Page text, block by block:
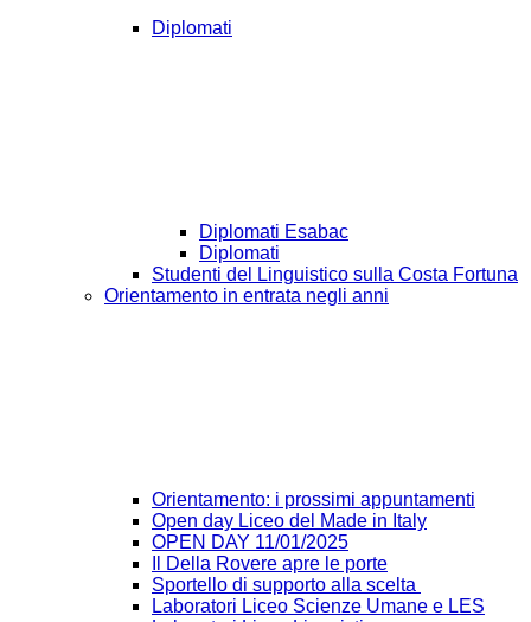
Diplomati
Diplomati Esabac
Diplomati
Studenti del Linguistico sulla Costa Fortuna
Orientamento in entrata negli anni
Orientamento: i prossimi appuntamenti
Open day Liceo del Made in Italy
OPEN DAY 11/01/2025
Il Della Rovere apre le porte
Sportello di supporto alla scelta
Laboratori Liceo Scienze Umane e LES